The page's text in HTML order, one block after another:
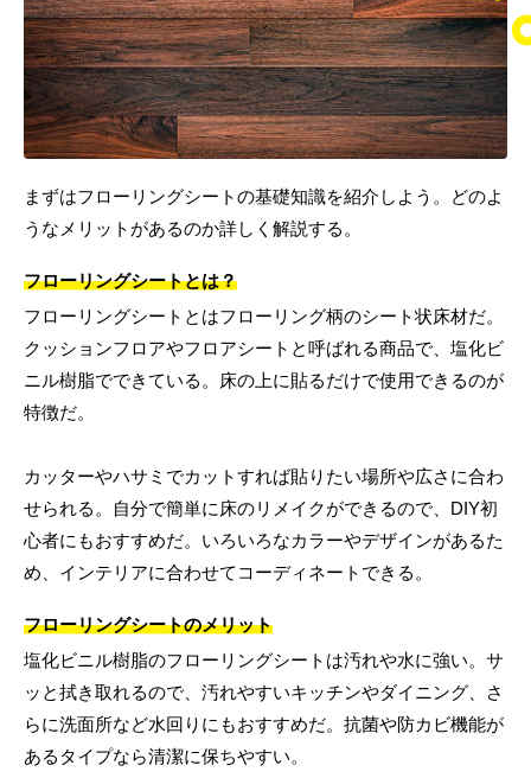
まずはフローリングシートの基礎知識を紹介しよう。どのよ
うなメリットがあるのか詳しく解説する。
フローリングシートとは？
フローリングシートとはフローリング柄のシート状床材だ。
クッションフロアやフロアシートと呼ばれる商品で、塩化ビ
ニル樹脂でできている。床の上に貼るだけで使用できるのが
特徴だ。
カッターやハサミでカットすれば貼りたい場所や広さに合わ
せられる。自分で簡単に床のリメイクができるので、DIY初
心者にもおすすめだ。いろいろなカラーやデザインがあるた
め、インテリアに合わせてコーディネートできる。
フローリングシートのメリット
塩化ビニル樹脂のフローリングシートは汚れや水に強い。サ
ッと拭き取れるので、汚れやすいキッチンやダイニング、さ
らに洗面所など水回りにもおすすめだ。抗菌や防カビ機能が
あるタイプなら清潔に保ちやすい。